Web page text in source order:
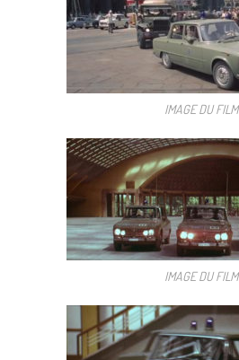
IMAGE DU FILM
IMAGE DU FILM